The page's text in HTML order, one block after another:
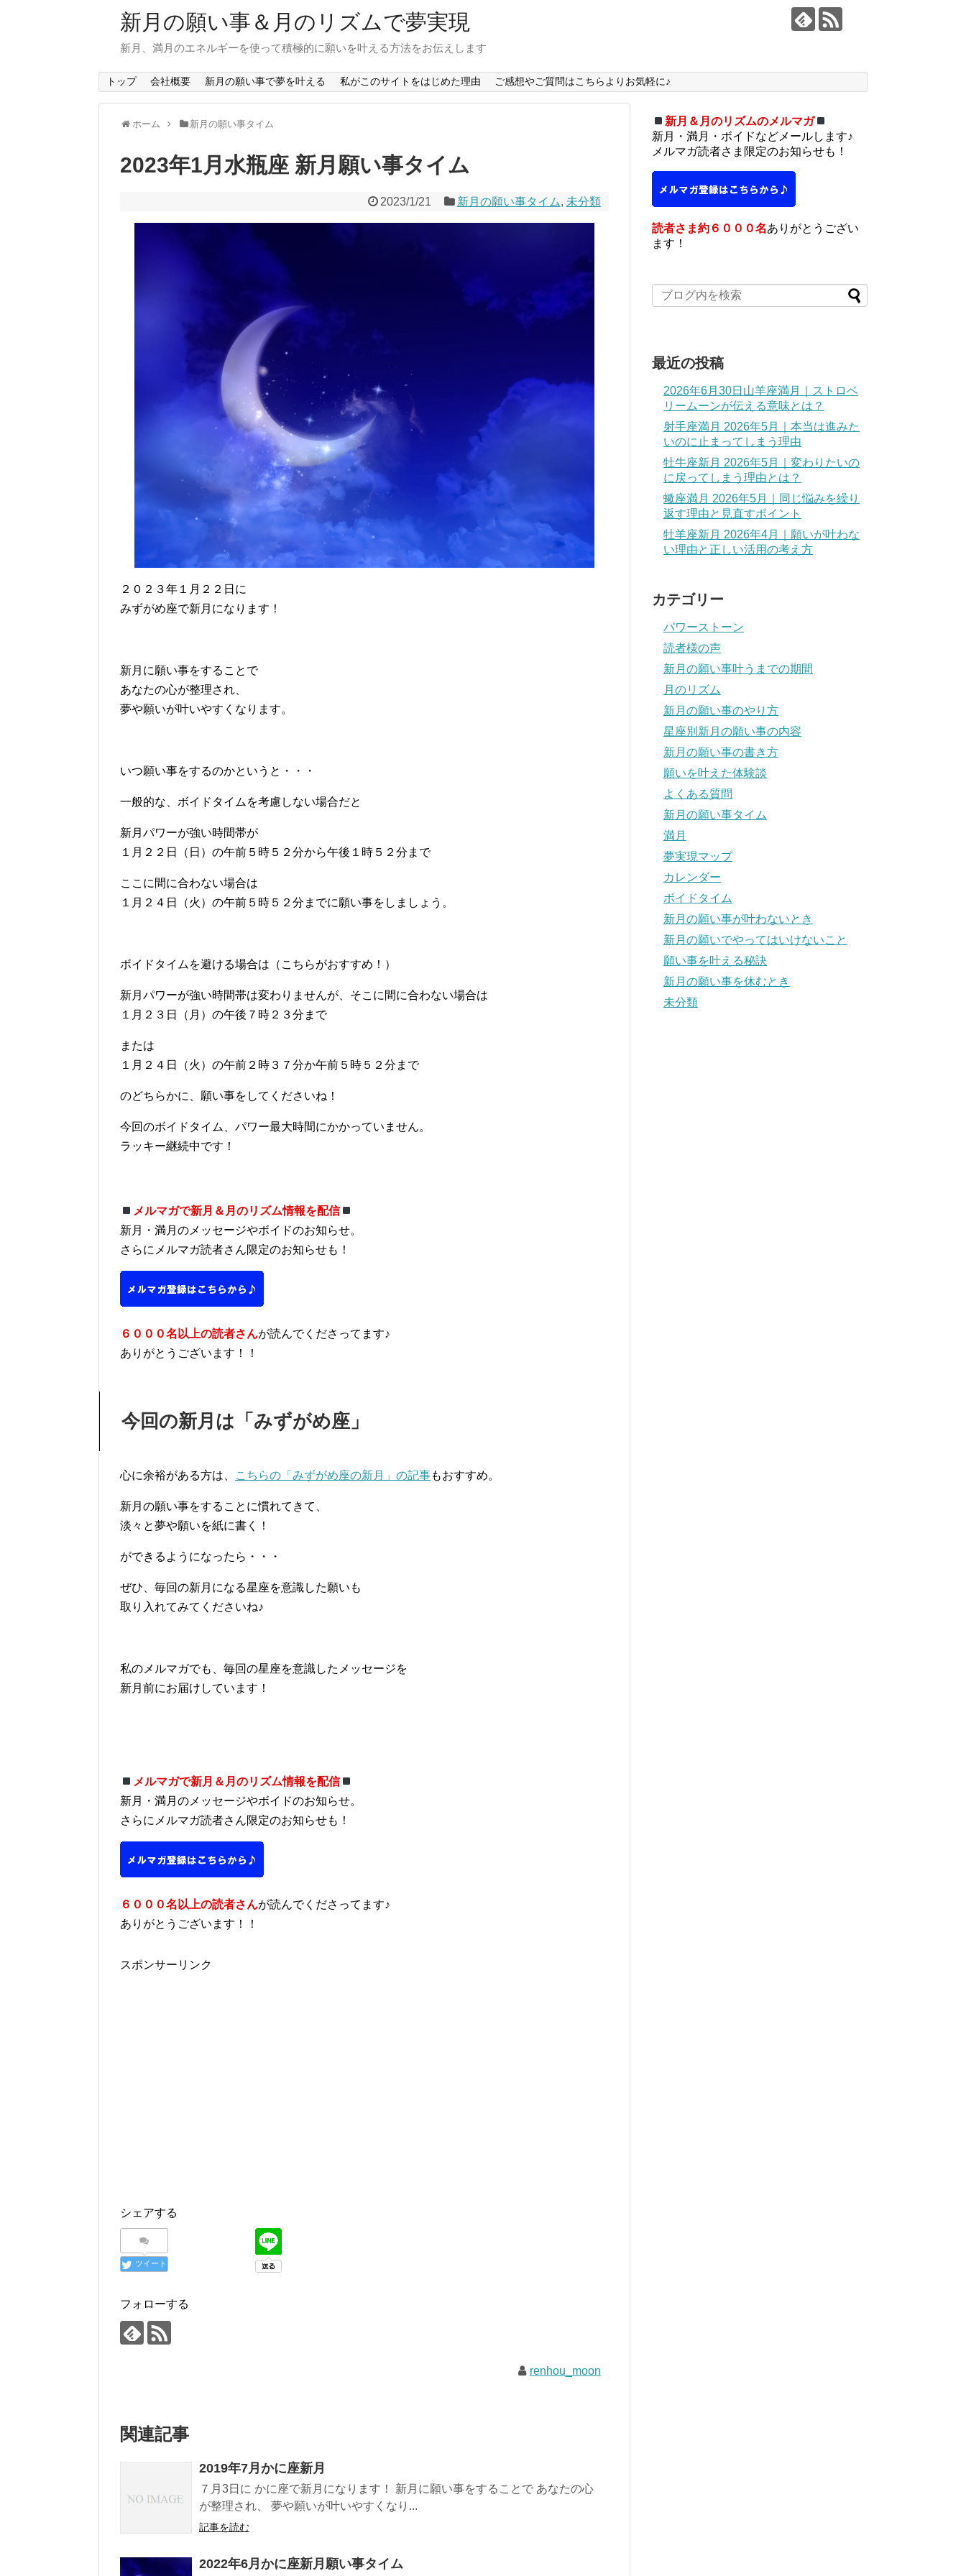
新月の願い事＆月のリズムで夢実現
新月、満月のエネルギーを使って積極的に願いを叶える方法をお伝えします
トップ 会社概要 新月の願い事で夢を叶える 私がこのサイトをはじめた理由 ご感想やご質問はこちらよりお気軽に♪
ホーム 新月の願い事タイム
2023年1月水瓶座 新月願い事タイム
2023/1/21 新月の願い事タイム, 未分類
２０２３年１月２２日に
みずがめ座で新月になります！
新月に願い事をすることで
あなたの心が整理され、
夢や願いが叶いやすくなります。
いつ願い事をするのかというと・・・
一般的な、ボイドタイムを考慮しない場合だと
新月パワーが強い時間帯が
１月２２日（日）の午前５時５２分から午後１時５２分まで
ここに間に合わない場合は
１月２４日（火）の午前５時５２分までに願い事をしましょう。
ボイドタイムを避ける場合は（こちらがおすすめ！）
新月パワーが強い時間帯は変わりませんが、そこに間に合わない場合は
１月２３日（月）の午後７時２３分まで
または
１月２４日（火）の午前２時３７分か午前５時５２分まで
のどちらかに、願い事をしてくださいね！
今回のボイドタイム、パワー最大時間にかかっていません。
ラッキー継続中です！
メルマガで新月＆月のリズム情報を配信
新月・満月のメッセージやボイドのお知らせ。
さらにメルマガ読者さん限定のお知らせも！
６０００名以上の読者さんが読んでくださってます♪
ありがとうございます！！
今回の新月は「みずがめ座」
心に余裕がある方は、 こちらの「みずがめ座の新月」の記事もおすすめ。
新月の願い事をすることに慣れてきて、
淡々と夢や願いを紙に書く！
ができるようになったら・・・
ぜひ、毎回の新月になる星座を意識した願いも
取り入れてみてくださいね♪
私のメルマガでも、毎回の星座を意識したメッセージを
新月前にお届けしています！
メルマガで新月＆月のリズム情報を配信
新月・満月のメッセージやボイドのお知らせ。
さらにメルマガ読者さん限定のお知らせも！
６０００名以上の読者さんが読んでくださってます♪
ありがとうございます！！
スポンサーリンク
シェアする
ツイート
フォローする
renhou_moon
関連記事
2019年7月かに座新月
７月3日に かに座で新月になります！ 新月に願い事をすることで あなたの心
が整理され、 夢や願いが叶いやすくなり...
記事を読む
2022年6月かに座新月願い事タイム
新月＆月のリズムのメルマガ
新月・満月・ボイドなどメールします♪
メルマガ読者さま限定のお知らせも！
読者さま約６０００名ありがとうござい
ます！
最近の投稿
2026年6月30日山羊座満月｜ストロベ
リームーンが伝える意味とは？
射手座満月 2026年5月｜本当は進みた
いのに止まってしまう理由
牡牛座新月 2026年5月｜変わりたいの
に戻ってしまう理由とは？
蠍座満月 2026年5月｜同じ悩みを繰り
返す理由と見直すポイント
牡羊座新月 2026年4月｜願いが叶わな
い理由と正しい活用の考え方
カテゴリー
パワーストーン
読者様の声
新月の願い事叶うまでの期間
月のリズム
新月の願い事のやり方
星座別新月の願い事の内容
新月の願い事の書き方
願いを叶えた体験談
よくある質問
新月の願い事タイム
満月
夢実現マップ
カレンダー
ボイドタイム
新月の願い事が叶わないとき
新月の願いでやってはいけないこと
願い事を叶える秘訣
新月の願い事を休むとき
未分類